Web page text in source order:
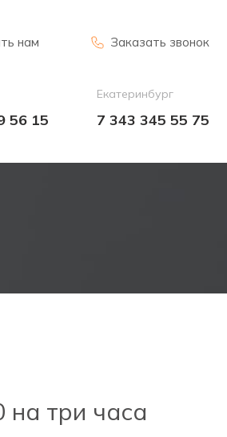
нам Заказать звонок
56 15
Екатеринбург
7 343 345 55 75
на три часа